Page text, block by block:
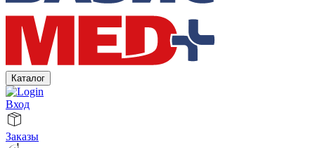
Каталог
Вход
Заказы